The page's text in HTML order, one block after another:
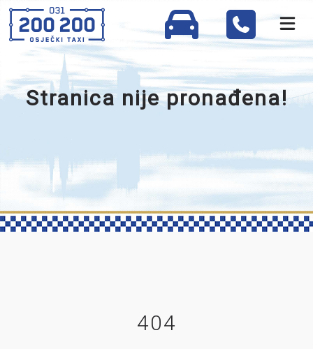
Stranica nije pronađena!
404